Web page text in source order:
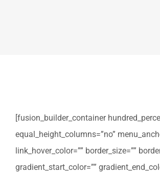
[fusion_builder_container
equal_height_columns=”no”
link_hover_color=”” border_size=””
gradient_start_color=””